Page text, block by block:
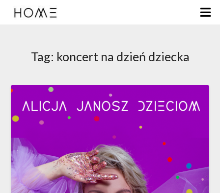
Tag: koncert na dzień dziecka